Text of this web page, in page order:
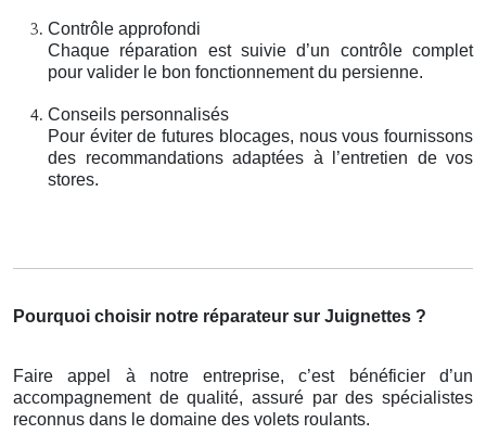
Contrôle approfondi
Chaque réparation est suivie d’un contrôle complet
pour valider le bon fonctionnement du persienne.
Conseils personnalisés
Pour éviter de futures blocages, nous vous fournissons
des recommandations adaptées à l’entretien de vos
stores.
Pourquoi choisir notre réparateur sur Juignettes ?
Faire appel à notre entreprise, c’est bénéficier d’un
accompagnement de qualité, assuré par des spécialistes
reconnus dans le domaine des volets roulants.